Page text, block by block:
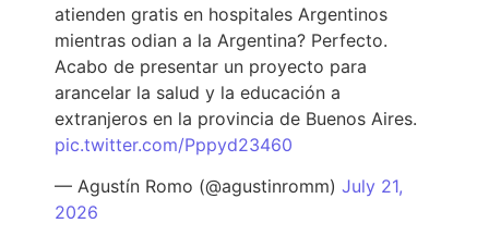
atienden gratis en hospitales Argentinos
mientras odian a la Argentina? Perfecto.
Acabo de presentar un proyecto para
arancelar la salud y la educación a
extranjeros en la provincia de Buenos Aires.
pic.twitter.com/Pppyd23460
— Agustín Romo (@agustinromm) July 21,
2026